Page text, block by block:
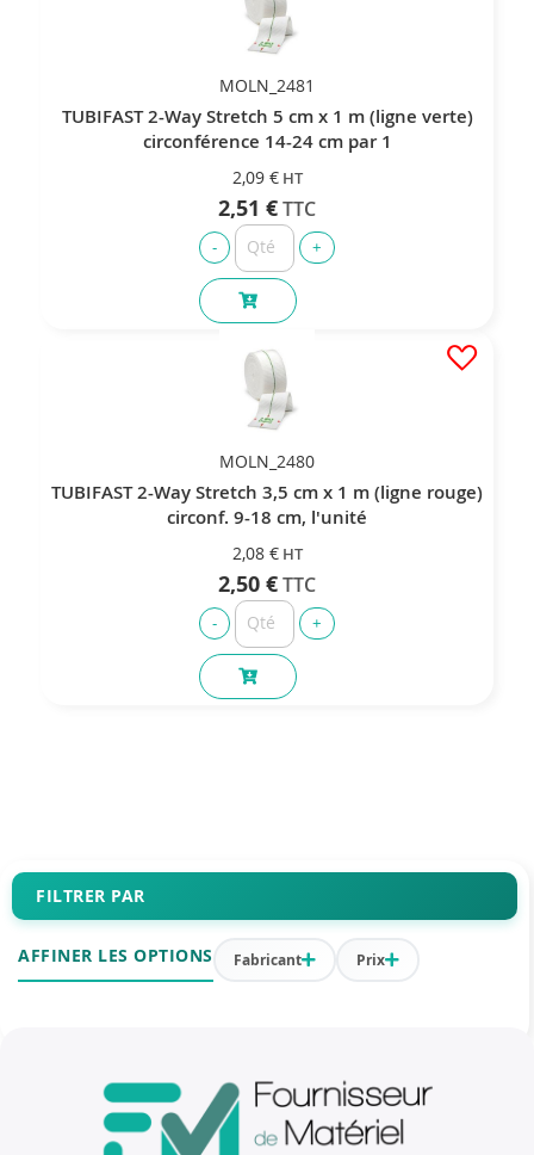
MOLN_2481
TUBIFAST 2-Way Stretch 5 cm x 1 m (ligne verte)
circonférence 14-24 cm par 1
2,09 €
2,51 €
MOLN_2480
TUBIFAST 2-Way Stretch 3,5 cm x 1 m (ligne rouge)
circonf. 9-18 cm, l'unité
2,08 €
2,50 €
FILTRER PAR
AFFINER LES OPTIONS Fabricant Prix